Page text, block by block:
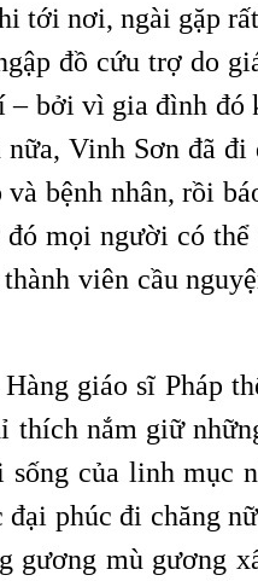
tới nơi, ngài gặp
đồ cứu trợ do
bởi vì gia đình đó
Vinh Sơn đã
bệnh nhân, rồi
mọi người có
viên cầu
giáo sĩ Pháp
thích nắm giữ
của linh mục
phúc đi chăng
gương mù gương